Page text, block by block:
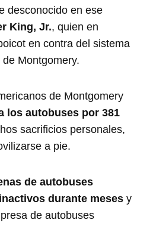
desconocido en ese
King, Jr., quien en
en contra del sistema
Montgomery.
de Montgomery
los autobuses por 381
sacrificios personales,
a pie.
de autobuses
durante meses y
de autobuses